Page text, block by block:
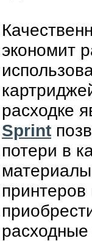
экономит
расходке
Sprint
потери в